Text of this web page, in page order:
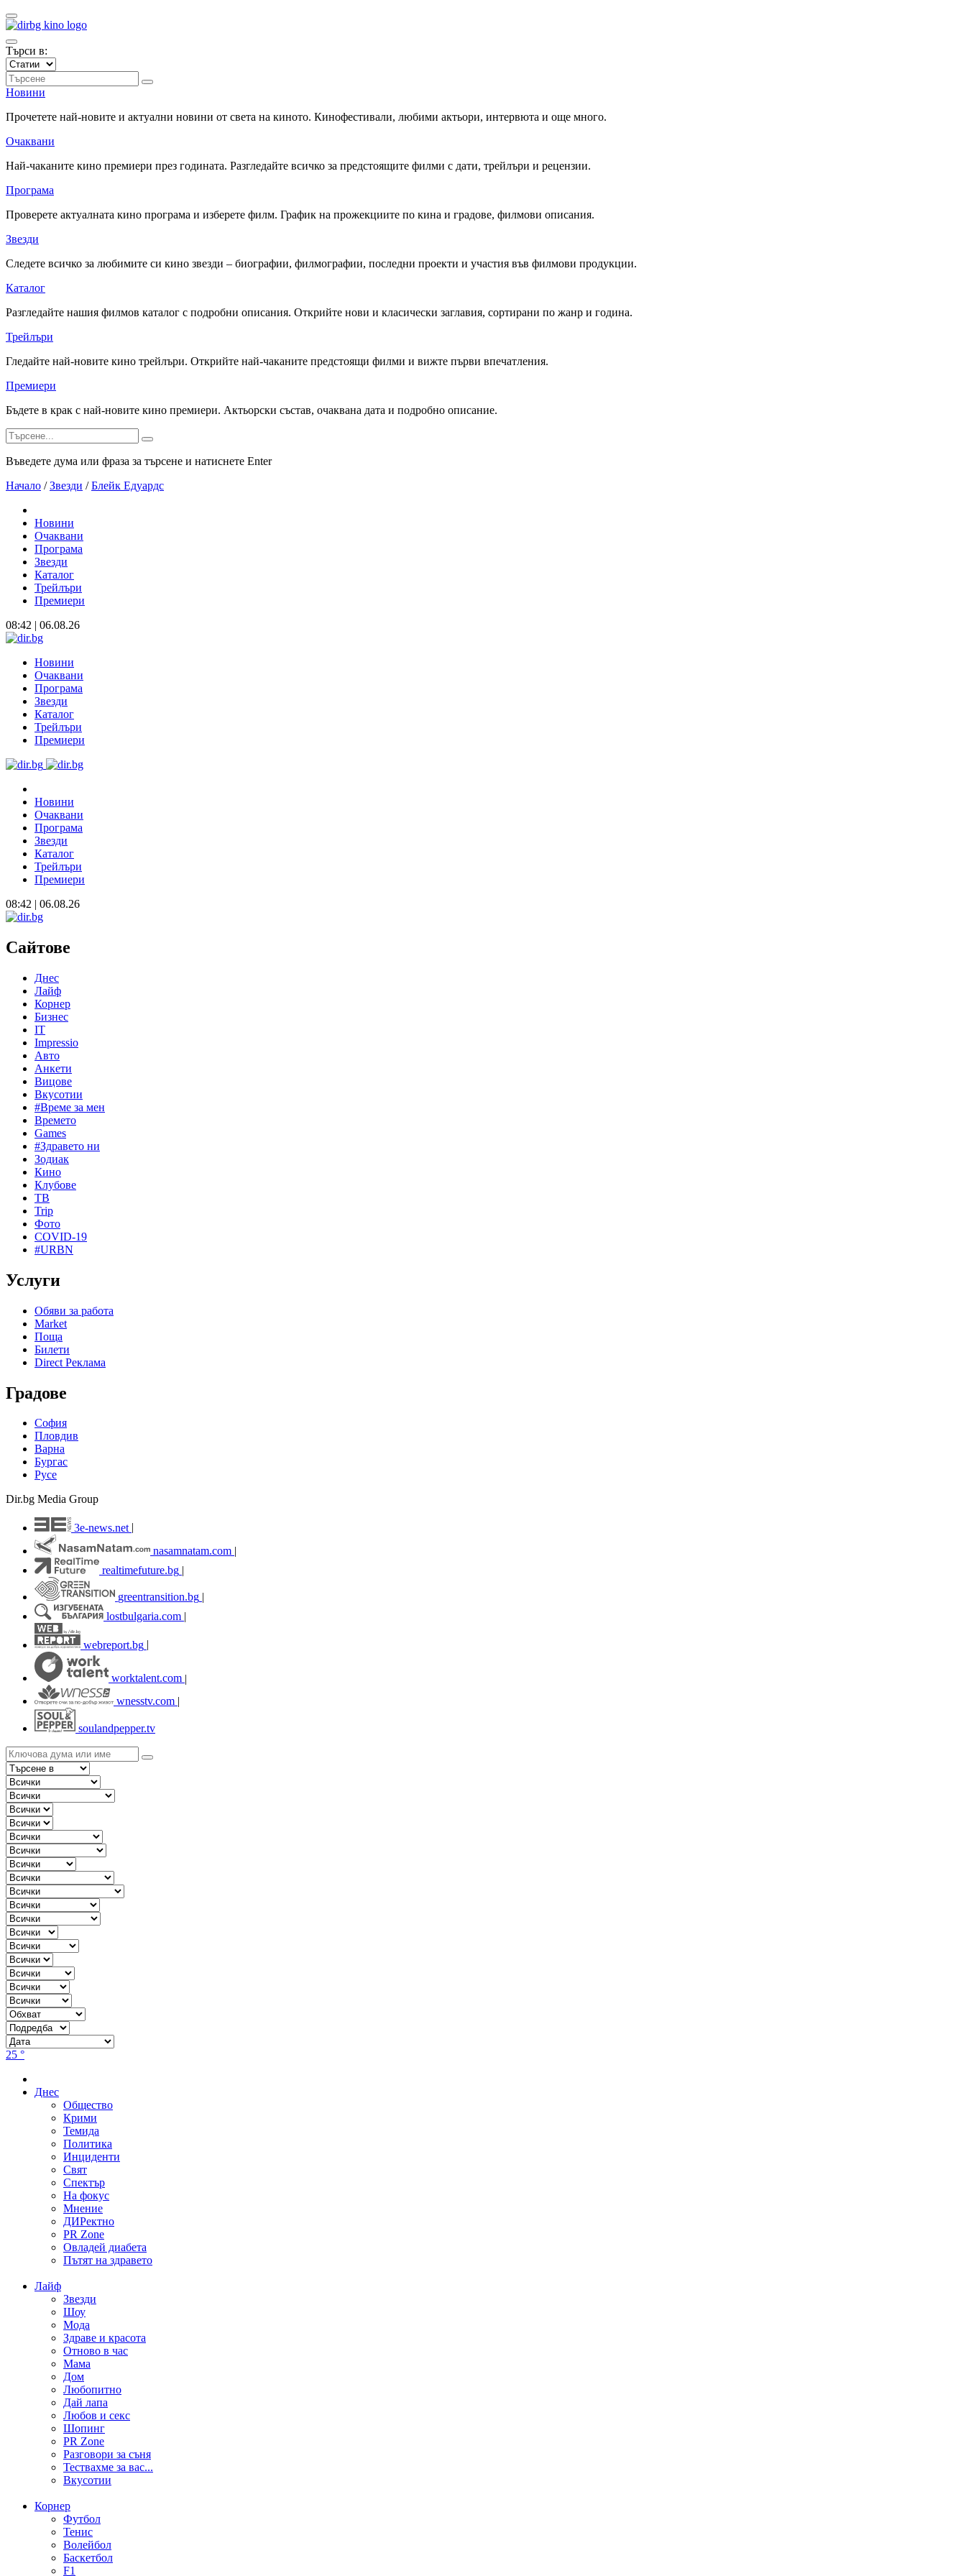
Търси в:
Новини
Прочетете най-новите и актуални новини от света на киното. Кинофестивали, любими актьори, интервюта и още много.
Очаквани
Най-чаканите кино премиери през годината. Разгледайте всичко за предстоящите филми с дати, трейлъри и рецензии.
Програма
Проверете актуалната кино програма и изберете филм. График на прожекциите по кина и градове, филмови описания.
Звезди
Следете всичко за любимите си кино звезди – биографии, филмографии, последни проекти и участия във филмови продукции.
Каталог
Разгледайте нашия филмов каталог с подробни описания. Открийте нови и класически заглавия, сортирани по жанр и година.
Трейлъри
Гледайте най-новите кино трейлъри. Открийте най-чаканите предстоящи филми и вижте първи впечатления.
Премиери
Бъдете в крак с най-новите кино премиери. Актьорски състав, очаквана дата и подробно описание.
Въведете дума или фраза за търсене и натиснете Enter
Начало / Звезди / Блейк Едуардс
Новини
Очаквани
Програма
Звезди
Каталог
Трейлъри
Премиери
08:42 | 06.08.26
Новини
Очаквани
Програма
Звезди
Каталог
Трейлъри
Премиери
Новини
Очаквани
Програма
Звезди
Каталог
Трейлъри
Премиери
08:42 | 06.08.26
Сайтове
Днес
Лайф
Корнер
Бизнес
IT
Impressio
Авто
Анкети
Вицове
Вкусотии
#Време за мен
Времето
Games
#Здравето ни
Зодиак
Кино
Клубове
ТВ
Trip
Фото
COVID-19
#URBN
Услуги
Обяви за работа
Market
Поща
Билети
Direct Реклама
Градове
София
Пловдив
Варна
Бургас
Русе
Dir.bg Media Group
3e-news.net
nasamnatam.com |
realtimefuture.bg |
greentransition.bg |
lostbulgaria.com |
webreport.bg
worktalent.com |
wnesstv.com |
soulandpepper.tv
25 °
Днес
Общество
Крими
Темида
Политика
Инциденти
Свят
Спектър
На фокус
Мнение
ДИРектно
PR Zone
Овладей диабета
Пътят на здравето
Лайф
Звезди
Шоу
Мода
Здраве и красота
Отново в час
Мама
Дом
Любопитно
Дай лапа
Любов и секс
Шопинг
PR Zone
Разговори за съня
Тествахме за вас...
Вкусотии
Корнер
Футбол
Тенис
Волейбол
Баскетбол
F1